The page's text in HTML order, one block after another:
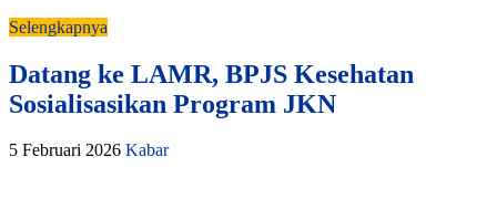
Selengkapnya
Datang ke LAMR, BPJS Kesehatan
Sosialisasikan Program JKN
5 Februari 2026 Kabar